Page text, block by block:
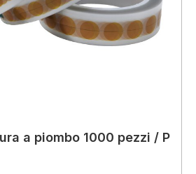
a piombo 1000 pezzi / P